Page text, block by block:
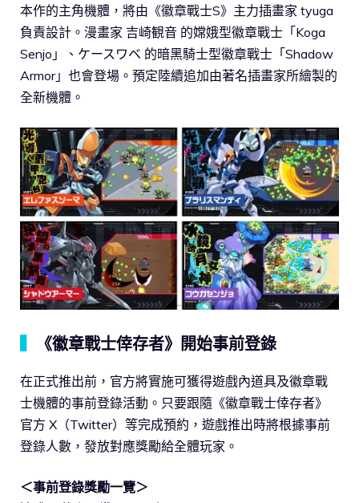
本作的主角機體，將由《徽章戰士S》主力插畫家 tyuga
負責設計。漫畫家 吉崎観音 的嫦娥型徽章戰士「Koga
Senjo」、ケースワベ 的暗黑騎士型徽章戰士「Shadow
Armor」也會登場。預定陸續追加由著名插畫家所繪製的
全新機體。
《徽章戰士倖存者》開始事前登錄
在正式推出前，官方將實施可獲得遊戲內道具及徽章戰
士機體的事前登錄活動。只要跟隨《徽章戰士倖存者》
官方 X（Twitter）等完成預約，遊戲推出時將根據事前
登錄人數，發放對應獎勵給全體玩家。
＜事前登錄獎勵一覽＞